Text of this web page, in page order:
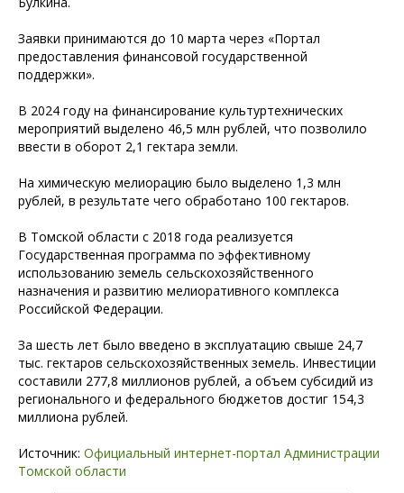
Заявки принимаются до 10 марта через «Портал
предоставления финансовой государственной
поддержки».
В 2024 году на финансирование культуртехнических
мероприятий выделено 46,5 млн рублей, что позволило
ввести в оборот 2,1 гектара земли.
На химическую мелиорацию было выделено 1,3 млн
рублей, в результате чего обработано 100 гектаров.
В Томской области с 2018 года реализуется
Государственная программа по эффективному
использованию земель сельскохозяйственного
назначения и развитию мелиоративного комплекса
Российской Федерации.
За шесть лет было введено в эксплуатацию свыше 24,7
тыс. гектаров сельскохозяйственных земель. Инвестиции
составили 277,8 миллионов рублей, а объем субсидий из
регионального и федерального бюджетов достиг 154,3
миллиона рублей.
Источник: Официальный интернет-портал Администрации
Томской области